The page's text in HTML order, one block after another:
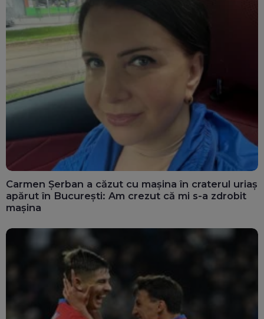
Carmen Șerban a căzut cu mașina în craterul uriaș
apărut în București: Am crezut că mi s-a zdrobit
mașina